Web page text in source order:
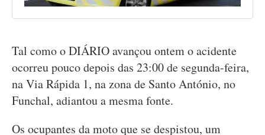
Tal como o DIÁRIO avançou ontem o acidente
ocorreu pouco depois das 23:00 de segunda-feira,
na Via Rápida 1, na zona de Santo António, no
Funchal, adiantou a mesma fonte.
Os ocupantes da moto que se despistou, um